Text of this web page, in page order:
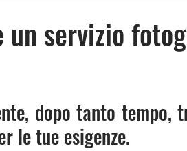
un servizio
dopo tanto
le tue esigenze.